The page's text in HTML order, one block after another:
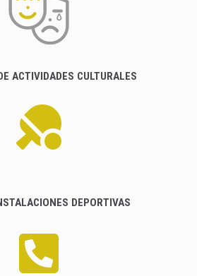
ACTIVIDADES CULTURALES
DEPORTIVAS